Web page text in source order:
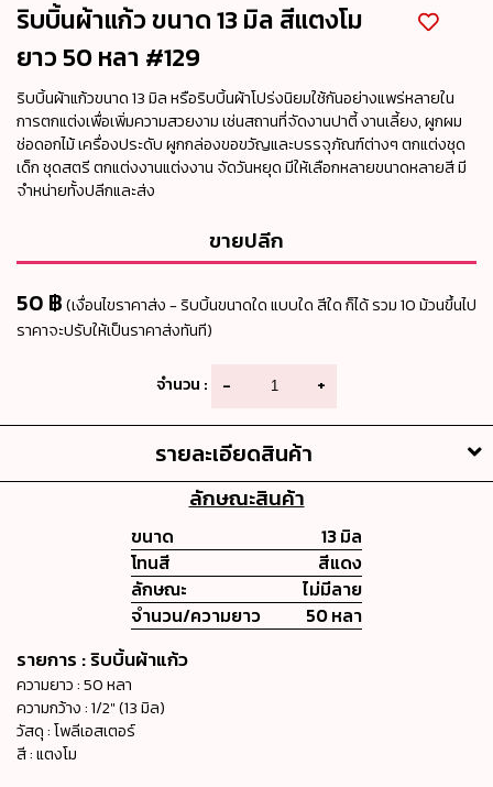
ริบบิ้นผ้าแก้ว ขนาด 13 มิล สีแตงโม
ยาว 50 หลา #129
ริบบิ้นผ้าแก้วขนาด 13 มิล หรือริบบิ้นผ้าโปร่งนิยมใช้กันอย่างแพร่หลายใน
การตกแต่งเพื่อเพิ่มความสวยงาม เช่นสถานที่จัดงานปาตี้ งานเลี้ยง, ผูกผม
ช่อดอกไม้ เครื่องประดับ ผูกกล่องขอขวัญและบรรจุภัณฑ์ต่างๆ ตกแต่งชุด
เด็ก ชุดสตรี ตกแต่งงานแต่งงาน จัดวันหยุด มีให้เลือกหลายขนาดหลายสี มี
จำหน่ายทั้งปลีกและส่ง
ขายปลีก
50 ฿(เงื่อนไขราคาส่ง - ริบบิ้นขนาดใด แบบใด สีใด ก็ได้ รวม 10 ม้วนขึ้นไป
ราคาจะปรับให้เป็นราคาส่งทันที)
จำนวน : - +
รายละเอียดสินค้า
ลักษณะสินค้า
ขนาด
13 มิล
โทนสี
สีแดง
ลักษณะ
ไม่มีลาย
จำนวน/ความยาว
50 หลา
รายการ : ริบบิ้นผ้าแก้ว
ความยาว : 50 หลา
ความกว้าง : 1/2" (13 มิล)
วัสดุ : โพลีเอสเตอร์
สี : แตงโม